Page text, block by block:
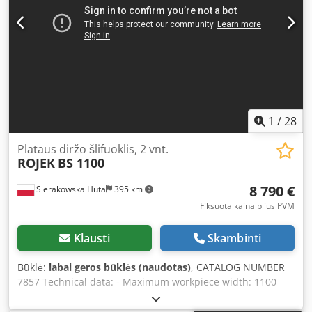
1 /28
Sierakowska Huta 395 km
Plataus diržo šlifuoklis, 2 vnt.
ROJEK BS 1100
8 790 €
Fiksuota kaina plius PVM
Klausti Skambinti
Būklė: labai geros būklės (naudotas), CATALOG NUMBER
7857 Technical data: - Maximum workpiece width: 1100
mm - Maximum workpiece height: 160 mm 2 units: – From